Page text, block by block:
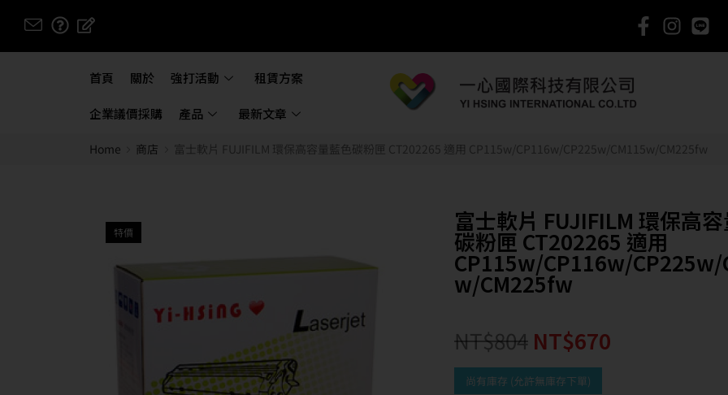
首頁 關於 強打活動 租賃方案
企業議價採購 產品 最新文章
Home 商店 富士軟片 FUJIFILM 環保高容量藍色碳粉匣 CT202265 適用 CP115w/CP116w/CP225w/CM115w/CM225fw
特價 富士軟片 FUJIFILM 環保高
碳粉匣 CT202265 適用
CP115w/CP116w/CP225w/
w/CM225fw
NT$804 NT$670
尚有庫存 (允許無庫存下單)